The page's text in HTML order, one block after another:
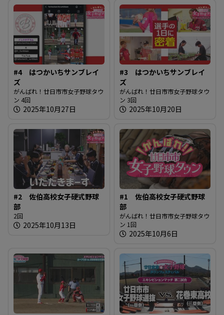
#4 はつかいちサンブレイ
ズ
がんばれ！廿日市市女子野球タウ
ン 4回
2025年10月27日
#3 はつかいちサンブレイ
ズ
がんばれ！廿日市市女子野球タウ
ン 3回
2025年10月20日
#2 佐伯高校女子硬式野球
部
2回
2025年10月13日
#1 佐伯高校女子硬式野球
部
がんばれ！廿日市市女子野球タウ
ン 1回
2025年10月6日